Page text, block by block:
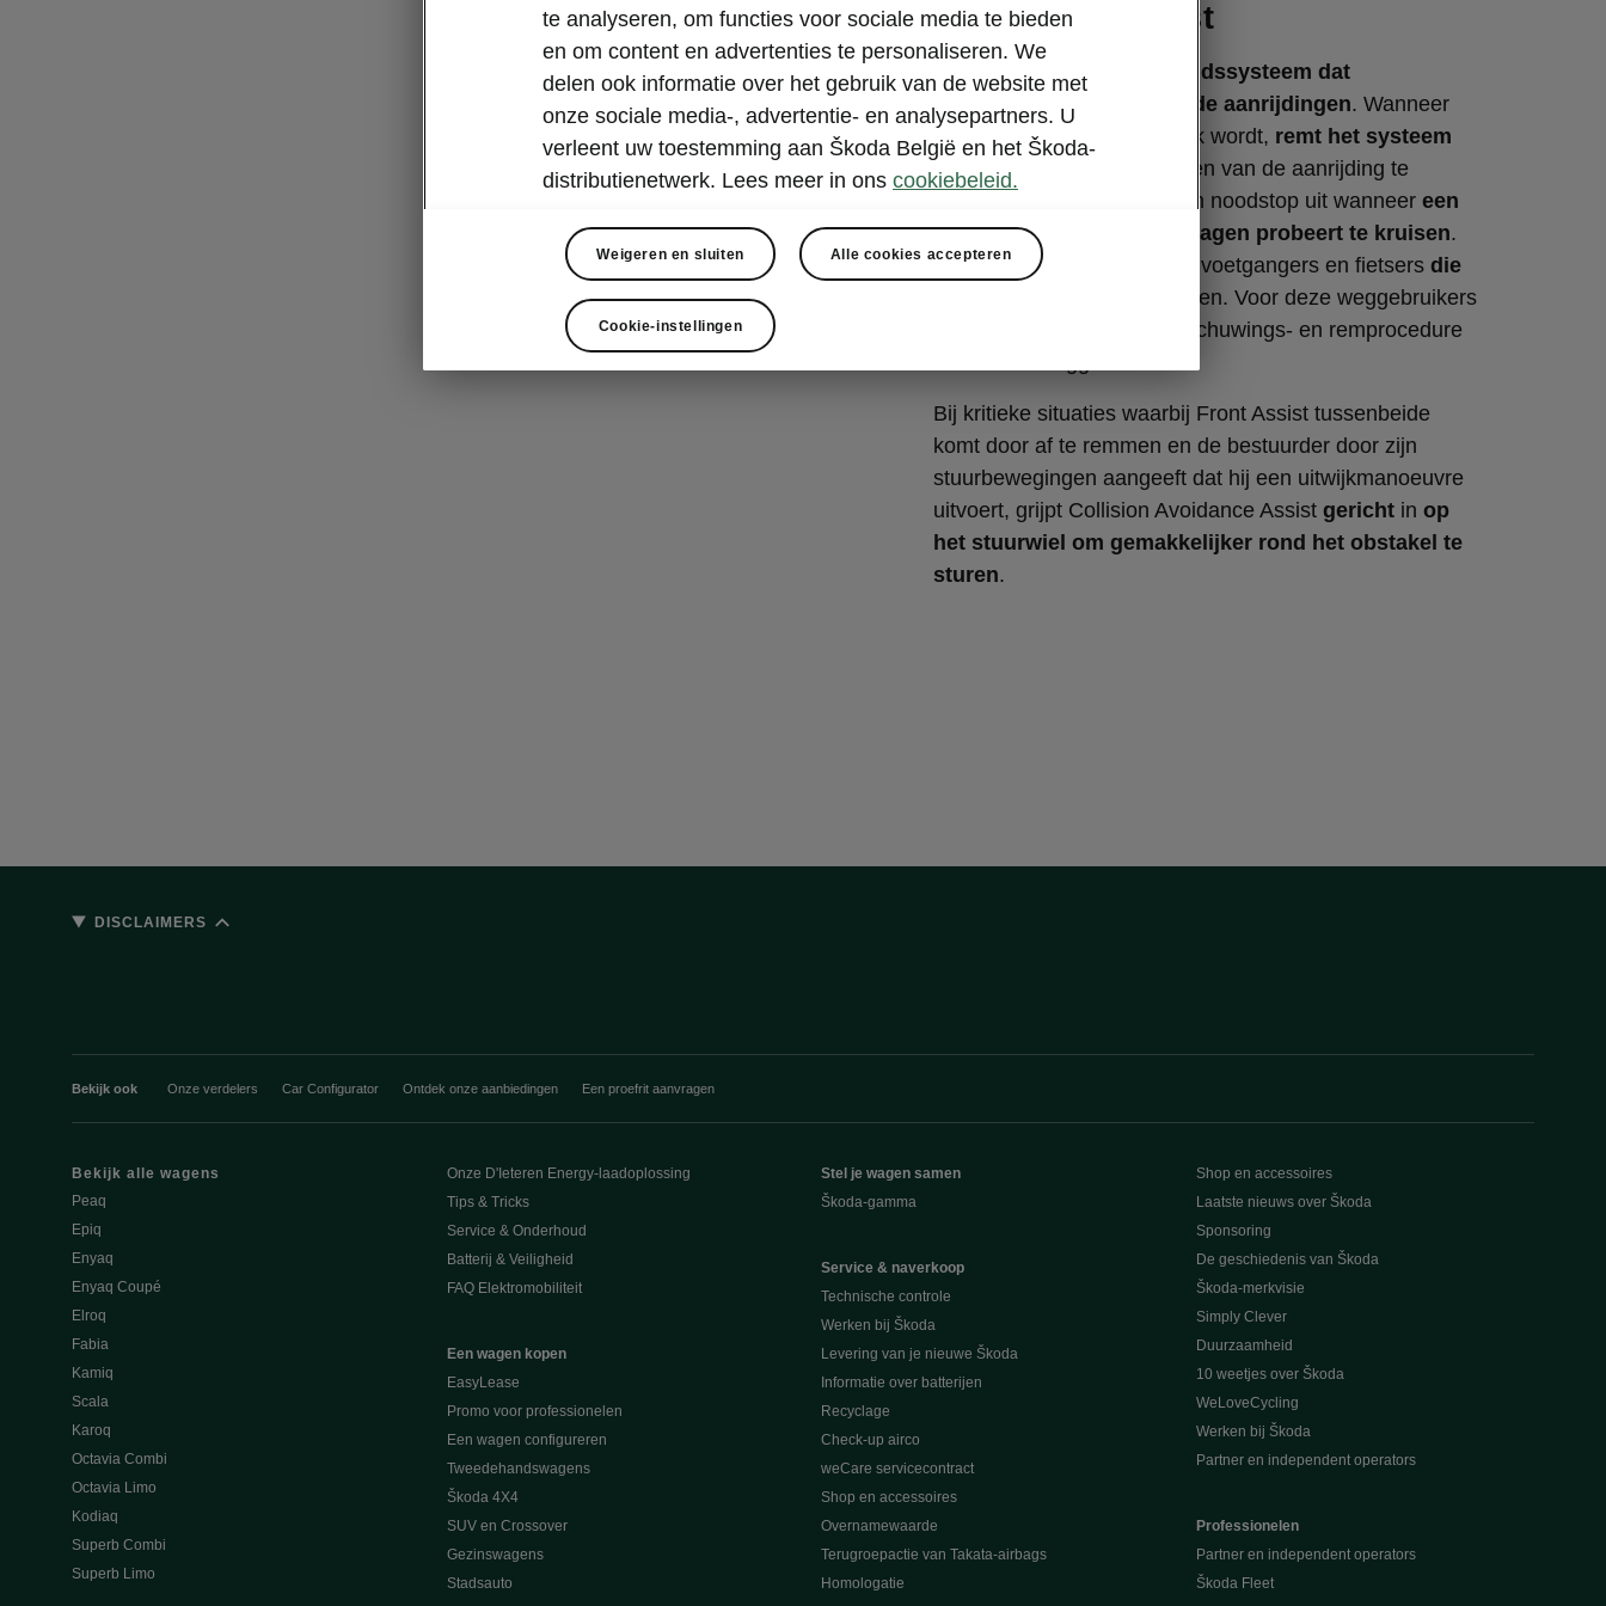
Avoidance Assist
Front Assist is een
veiligheidssysteem dat
waarschuwt voor dreigende aanrijdingen. Wanneer
een aanrijding onvermijdelijk wordt, remt het systeem
de wagen af
om de gevolgen van de aanrijding te
beperken. Het voert ook een noodstop uit wanneer een
voetganger of fietser de wagen probeert te kruisen.
Het systeem detecteert ook voetgangers en fietsers die
bewegen. Voor deze weggebruikers
gebruikt het dezelfde waarschuwings- en remprocedure
Bij kritieke situaties waarbij Front Assist tussenbeide
komt door af te remmen en de bestuurder door zijn
stuurbewegingen aangeeft dat hij een uitwijkmanoeuvre
uitvoert, grijpt Collision Avoidance Assistgerichtin op
het stuurwiel om gemakkelijker rond het obstakel te
sturen.
DISCLAIMERS
Bekijk ook Onze verdelers Car Configurator Ontdek onze aanbiedingen Een proefrit aanvragen
Bekijk alle wagens
Peaq
Epiq
Enyaq
Enyaq Coupé
Elroq
Fabia
Kamiq
Scala
Karoq
Octavia Combi
Octavia Limo
Kodiaq
Superb Combi
Superb Limo
Onze D'Ieteren Energy-laadoplossing
Tips & Tricks
Service & Onderhoud
Batterij & Veiligheid
FAQ Elektromobiliteit
Een wagen kopen
EasyLease
Promo voor professionelen
Een wagen configureren
Tweedehandswagens
Škoda 4X4
SUV en Crossover
Gezinswagens
Stadsauto
Stel je wagen samen
Škoda-gamma
Service & naverkoop
Technische controle
Werken bij Škoda
Levering van je nieuwe Škoda
Informatie over batterijen
Recyclage
Check-up airco
weCare servicecontract
Shop en accessoires
Overnamewaarde
Terugroepactie van Takata-airbags
Homologatie
Shop en accessoires
Laatste nieuws over Škoda
Sponsoring
De geschiedenis van Škoda
Škoda-merkvisie
Simply Clever
Duurzaamheid
10 weetjes over Škoda
WeLoveCycling
Werken bij Škoda
Partner en independent operators
Professionelen
Partner en independent operators
Škoda Fleet
te analyseren, om functies voor sociale media te bieden
en om content en advertenties te personaliseren. We
delen ook informatie over het gebruik van de website met
onze sociale media-, advertentie- en analysepartners. U
verleent uw toestemming aan Škoda België en het Škoda-
distributienetwerk. Lees meer in ons cookiebeleid.
Weigeren en sluiten Alle cookies accepteren
Cookie-instellingen